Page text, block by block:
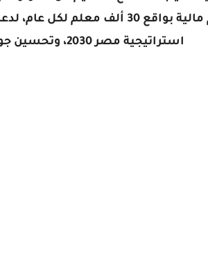
على 5 أعوام مالية بواقع 30 ألف
استراتيجية مصر 2030، وتحسين جودة العملية التعليمية.